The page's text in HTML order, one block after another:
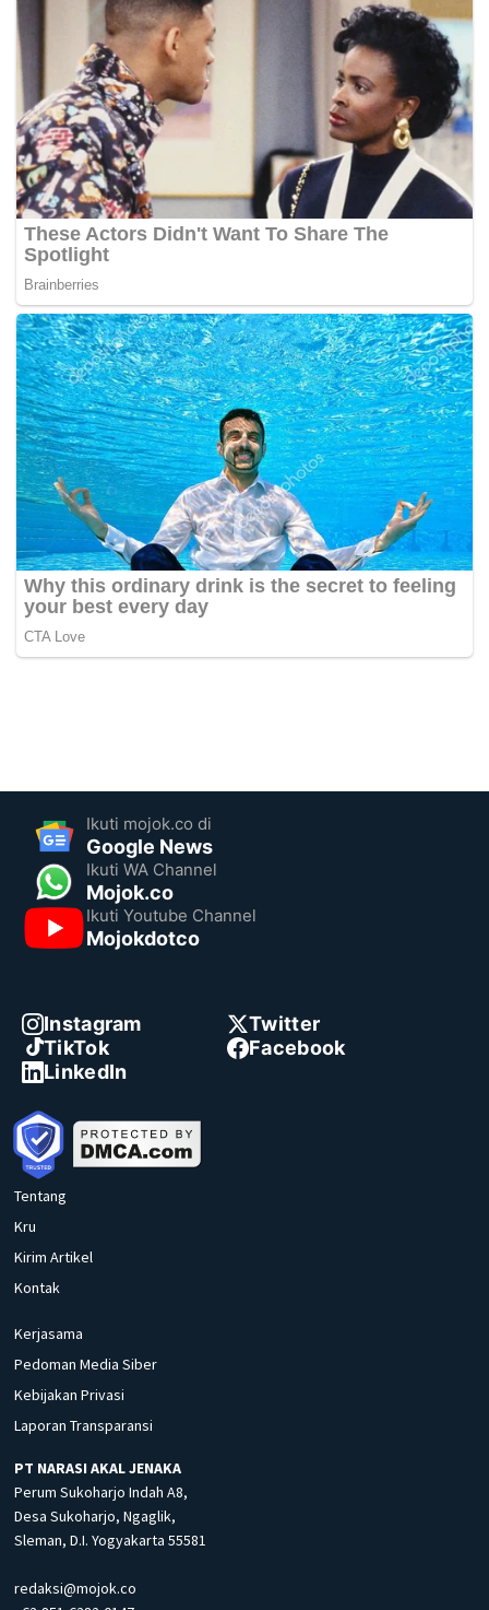
Ikuti mojok.co di
Google News
Ikuti WA Channel
Mojok.co
Ikuti Youtube Channel
Mojokdotco
Instagram
Twitter
TikTok
Facebook
LinkedIn
Tentang
Kru
Kirim Artikel
Kontak
Kerjasama
Pedoman Media Siber
Kebijakan Privasi
Laporan Transparansi
PT NARASI AKAL JENAKA
Perum Sukoharjo Indah A8,
Desa Sukoharjo, Ngaglik,
Sleman, D.I. Yogyakarta 55581
redaksi@mojok.co